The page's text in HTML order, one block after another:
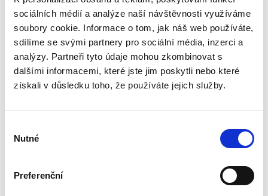
sociálních médií a analýze naší návštěvnosti využíváme
soubory cookie. Informace o tom, jak náš web používáte,
sdílíme se svými partnery pro sociální média, inzerci a
analýzy. Partneři tyto údaje mohou zkombinovat s
dalšími informacemi, které jste jim poskytli nebo které
získali v důsledku toho, že používáte jejich služby.
souhlasu
Nutné
Preferenční
Publikace pojednává o předpokladech vzniku
povinnosti nahradit újmu způsobenou zvířetem
podle § 2933 až 2935 ObčZ. Nejde ale pouze o
ryzí teorii, v knize čtenář nalezne srozumitelná
řešení...